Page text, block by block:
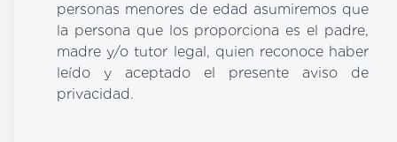
personas menores de edad asumiremos que
la persona que los proporciona es el padre,
madre y/o tutor legal, quien reconoce haber
leído y aceptado el presente aviso de
privacidad.